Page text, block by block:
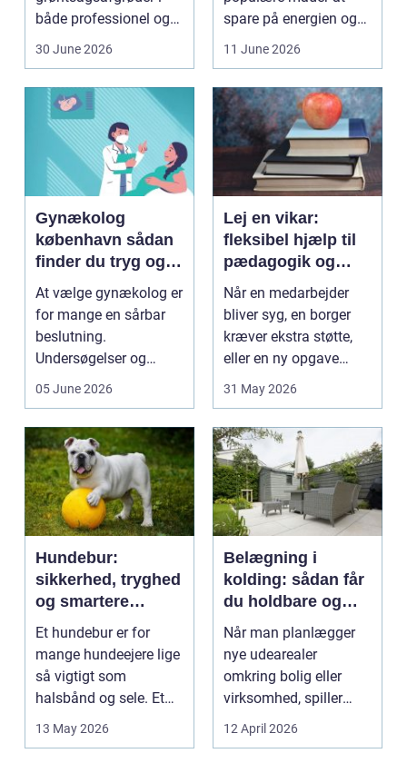
både professionel og
hobbybaseret
30 June 2026
spare på energien og
få et bedre indeklima
11 June 2026
Gynækolog
københavn sådan
finder du tryg og
professionel hjælp
At vælge gynækolog er
for mange en sårbar
beslutning.
Undersøgelser og
behandlinger foregår i
05 June 2026
Lej en vikar:
fleksibel hjælp til
pædagogik og
sundhed
Når en medarbejder
bliver syg, en borger
kræver ekstra støtte,
eller en ny opgave
opstår fra dag til...
31 May 2026
Hundebur:
sikkerhed, tryghed
og smartere
hverdag med hund
Et hundebur er for
mange hundeejere lige
så vigtigt som
halsbånd og sele. Et
godt bur gi...
13 May 2026
Belægning i
kolding: sådan får
du holdbare og
flotte udearealer
Når man planlægger
nye udearealer
omkring bolig eller
virksomhed, spiller
belægningen en helt
centra...
12 April 2026